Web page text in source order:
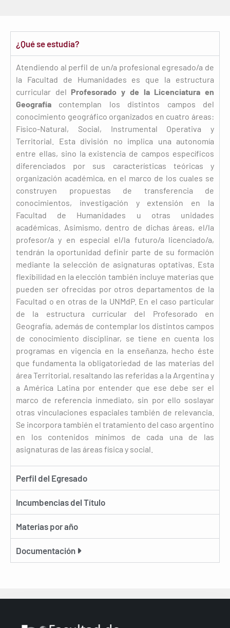
¿Qué se estudia?
Atendiendo al perfil de un/a profesional egresado/a de
la Facultad de Humanidades es que la estructura
curricular del Profesorado y de la Licenciatura en
Geografía contemplan los distintos campos del
conocimiento geográfico organizados en cuatro áreas:
Físico-Natural, Social, Instrumental Operativa y
Territorial. Esta división no implica una autonomía
entre ellas, sino la existencia de campos específicos
diferenciados por sus características teóricas y
organización académica, en el marco de los cuales se
construyen propuestas de transferencia de
conocimientos, investigación y extensión en la
Facultad de Humanidades u otras unidades
académicas. Asimismo, dentro de dichas áreas, el/la
profesor/a y en especial el/la futuro/a licenciado/a,
tendrán la oportunidad definir parte de su formación
mediante la selección de asignaturas optativas. Esta
flexibilidad en la elección también incluye materias que
pueden ser ofrecidas por otros departamentos de la
Facultad o en otras de la UNMdP. En el caso particular
de la estructura curricular del Profesorado en
Geografía, además de contemplar los distintos campos
de conocimiento disciplinar, se tiene en cuenta los
programas en vigencia en la enseñanza, hecho éste
que fundamenta la obligatoriedad de las materias del
área Territorial, resaltando las referidas a la Argentina y
a América Latina por entender que ese debe ser el
marco de referencia inmediato, sin por ello soslayar
otras vinculaciones espaciales también de relevancia.
Se incorpora también el tratamiento del caso argentino
en los contenidos mínimos de cada una de las
asignaturas de las áreas física y social.
Perfil del Egresado
Incumbencias del Título
Materias por año
Documentación